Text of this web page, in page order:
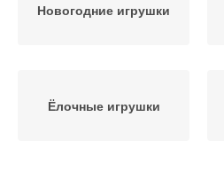
Новогодние игрушки
Ёлочные игрушки